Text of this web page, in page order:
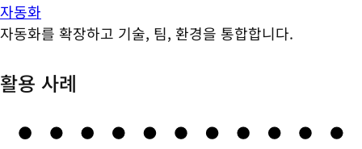
자동화
자동화를 확장하고 기술, 팀, 환경을 통합합니다.
활용 사례